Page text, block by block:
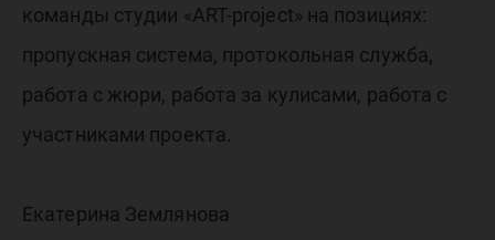
команды студии «ART-project» на позициях:
пропускная система, протокольная служба,
работа с жюри, работа за кулисами, работа с
участниками проекта.
Екатерина Землянова